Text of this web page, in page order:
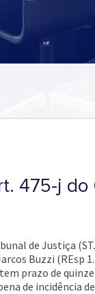
475-j do
de Justiça
Buzzi (REsp
prazo de
de incidência